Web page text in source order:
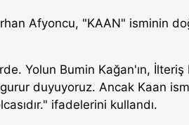
Afyoncu, "KAAN" isminin
Yolun Bumin Kağan'ın, İlteriş
duyuyoruz. Ancak Kaan
ifadelerini kullandı.